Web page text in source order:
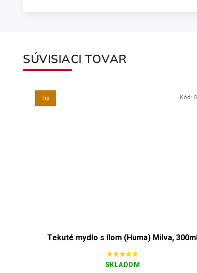
SÚVISIACI TOVAR
Tip
Tekuté mydlo s ílom (Huma) Milva, 300ml
SKLADOM
Kód: